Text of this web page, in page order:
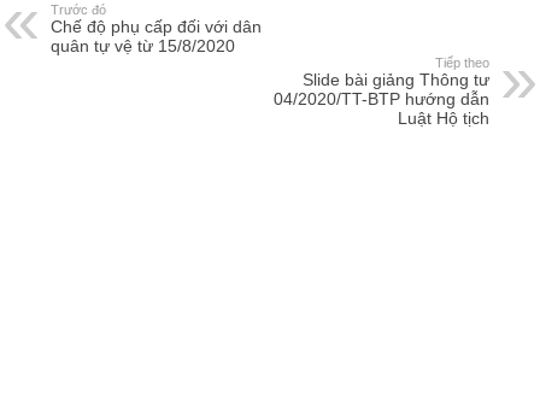
Trước đó
Chế độ phụ cấp đối với dân
quân tự vệ từ 15/8/2020
Tiếp theo
Slide bài giảng Thông tư
04/2020/TT-BTP hướng dẫn
Luật Hộ tịch